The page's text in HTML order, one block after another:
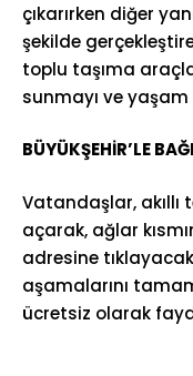
çıkarırken diğer
şekilde
toplu taşıma
sunmayı ve
BÜYÜKŞEHİR’LE
Vatandaşlar, akıllı
açarak, ağlar
adresine
aşamalarını
ücretsiz olarak